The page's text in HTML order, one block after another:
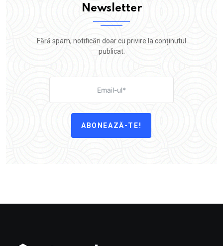
Newsletter
Fără spam, notificări doar cu privire la conținutul
publicat.
ABONEAZĂ-TE!